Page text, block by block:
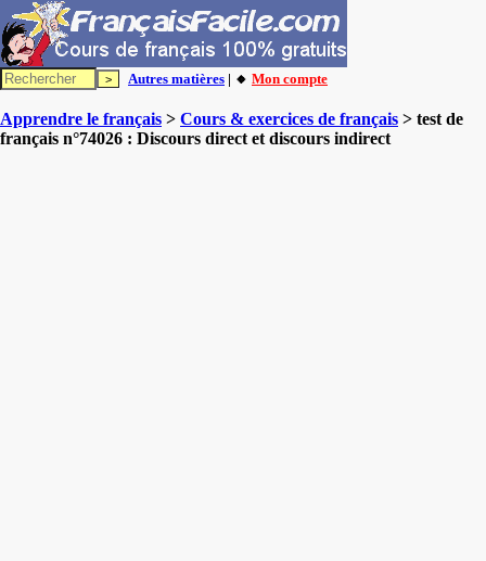
Autres matières | 🔸 Mon compte
Apprendre le français > Cours & exercices de français > test de
français n°74026 : Discours direct et discours indirect